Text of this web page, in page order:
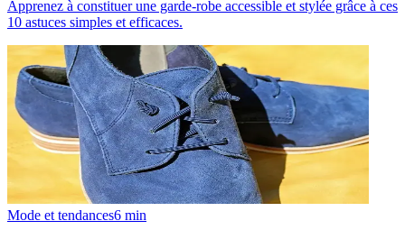
Apprenez à constituer une garde-robe accessible et stylée grâce à ces
10 astuces simples et efficaces.
Mode et tendances6 min